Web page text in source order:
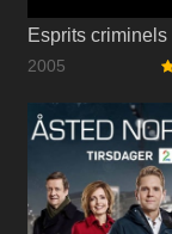
Esprits criminels
2005